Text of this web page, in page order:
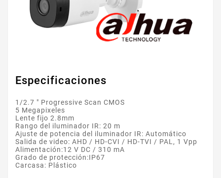
Especificaciones
1/2.7 " Progressive Scan CMOS
5 Megapixeles
Lente fijo 2.8mm
Rango del iluminador IR: 20 m
Ajuste de potencia del iluminador IR: Automático
Salida de video: AHD / HD-CVI / HD-TVI / PAL, 1 Vpp
Alimentación:12 V DC / 310 mA
Grado de protección:IP67
Carcasa: Plástico